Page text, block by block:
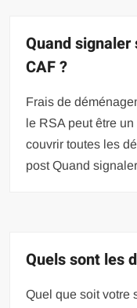
Quand
CAF ?
Frais de
le RSA peut être
couvrir toutes les
post Quand
Quels sont les
Quel que soit votre